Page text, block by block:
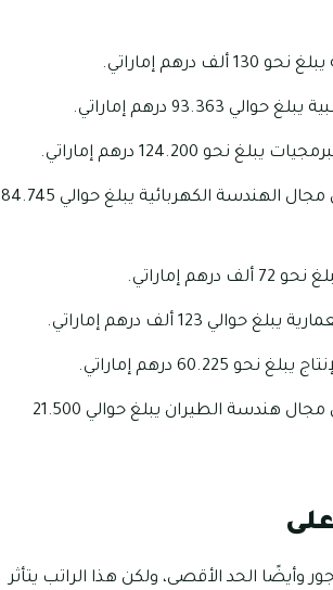
إماراتي.
درهم إماراتي.
درهم إماراتي.
بالإضافة إلى أن الراتب الذي يتحصل عليه المهندس الذي يتخصص في مجال الهندسة الكهربائية يبلغ حوالي 84.745
ألف درهم إماراتي.
درهم إماراتي.
بالإضافة إلى أن الراتب الذي يتحصل عليه المهندس الذي يتخصص في مجال هندسة الطيران يبلغ حوالي 21.500
وأيضًا الحد الأقصى، ولكن هذا الراتب يتأثر